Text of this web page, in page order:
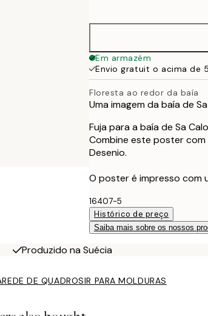
Em armazém
Envio gratuit o acima de
Floresta ao redor da baía
Uma imagem da baía de
Fuja para a baía de Sa
Combine este poster
Desenio.
O poster é impresso com
16407-5
Histórico de preço
Saiba mais sobre os nossos
Produzido na Suécia
DE QUADROSIR PARA MOLDURAS